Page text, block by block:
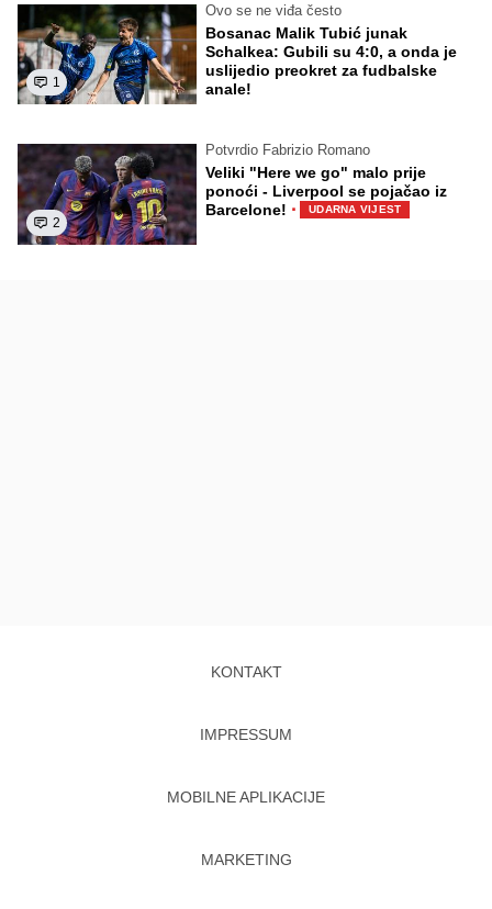
1
Ovo se ne viđa često
Bosanac Malik Tubić junak
Schalkea: Gubili su 4:0, a onda je
uslijedio preokret za fudbalske
anale!
2
Potvrdio Fabrizio Romano
Veliki "Here we go" malo prije
ponoći - Liverpool se pojačao iz
Barcelone! · UDARNA VIJEST
KONTAKT
IMPRESSUM
MOBILNE APLIKACIJE
MARKETING